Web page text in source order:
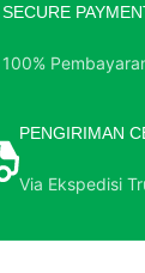
SECURE
100%
PENGIRIMAN
Via Ekspedisi